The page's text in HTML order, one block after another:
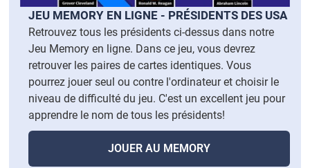
JEU MEMORY EN LIGNE - PRÉSIDENTS DES USA
Retrouvez tous les présidents ci-dessus dans notre
Jeu Memory en ligne. Dans ce jeu, vous devrez
retrouver les paires de cartes identiques. Vous
pourrez jouer seul ou contre l'ordinateur et choisir le
niveau de difficulté du jeu. C'est un excellent jeu pour
apprendre le nom de tous les présidents!
JOUER AU MEMORY